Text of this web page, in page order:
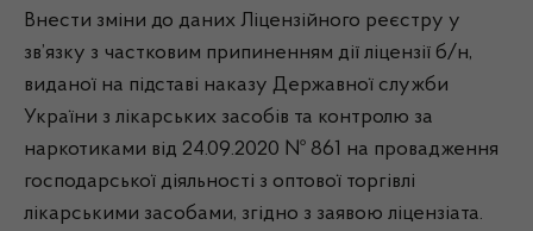
Внести зміни до даних Ліцензійного реєстру у
зв’язку з частковим припиненням дії ліцензії б/н,
виданої на підставі наказу Державної служби
України з лікарських засобів та контролю за
наркотиками від 24.09.2020 № 861 на провадження
господарської діяльності з оптової торгівлі
лікарськими засобами, згідно з заявою ліцензіата.